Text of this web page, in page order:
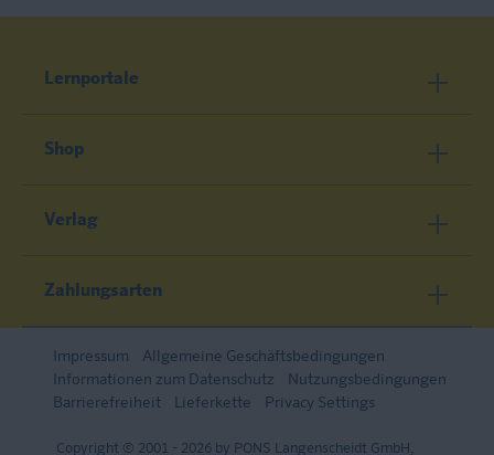
Lernportale
Shop
Verlag
Zahlungsarten
Impressum
Allgemeine Geschäftsbedingungen
Informationen zum Datenschutz
Nutzungsbedingungen
Barrierefreiheit
Lieferkette Privacy Settings
Copyright © 2001 - 2026 by PONS Langenscheidt GmbH,